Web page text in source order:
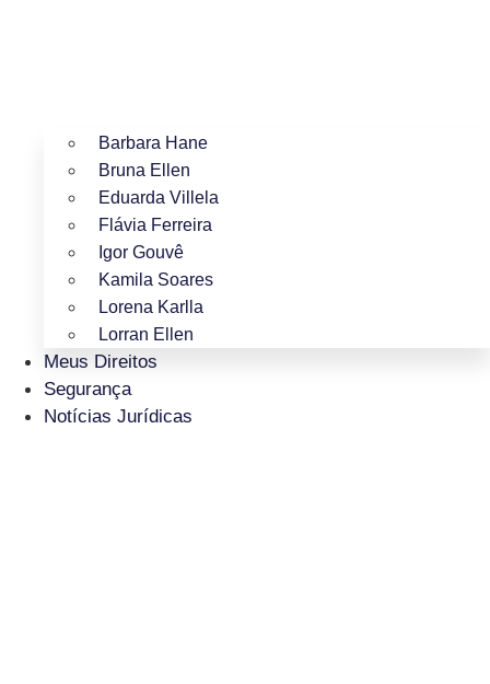
Barbara Hane
Bruna Ellen
Eduarda Villela
Flávia Ferreira
Igor Gouvê
Kamila Soares
Lorena Karlla
Lorran Ellen
Meus Direitos
Segurança
Notícias Jurídicas